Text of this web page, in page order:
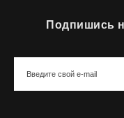
Подпишись